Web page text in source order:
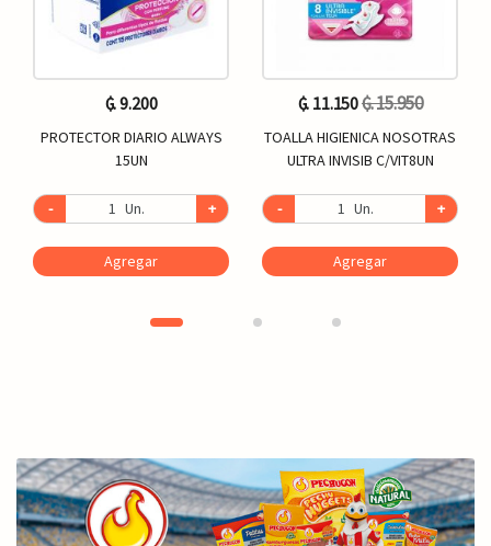
₲. 9.200
PROTECTOR DIARIO ALWAYS
15UN
- Un. +
Agregar
₲. 11.150₲. 15.950
TOALLA HIGIENICA NOSOTRAS
ULTRA INVISIB C/VIT8UN
- Un. +
Agregar